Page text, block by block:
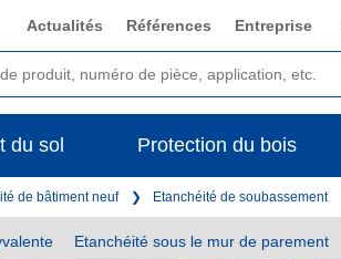
Actualités Références Entreprise
du sol Protection du bois
de bâtiment neuf Etanchéité de soubassement
Etanchéité sous le mur de parement